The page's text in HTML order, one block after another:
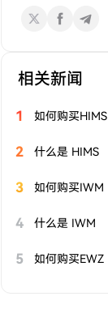
相关新闻
1 如何购买HIMS
2 什么是 HIMS
3 如何购买IWM
4 什么是 IWM
5 如何购买EWZ